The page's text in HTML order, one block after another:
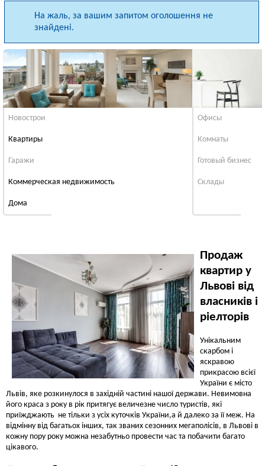
На жаль, за вашим запитом оголошення не
знайдені.
Новострои
Квартиры
Гаражи
Коммерческая недвижимость
Дома
Офисы
Комнаты
Готовый бизнес
Cклады
Продаж
квартир у
Львові від
власників і
ріелторів
Унікальним
скарбом і
яскравою
прикрасою всієї
України є місто
Львів, яке розкинулося в західній частині нашої держави. Невимовна
його краса з року в рік притягує величезне число туристів, які
приїжджають не тільки з усіх куточків України,а й далеко за її меж. На
відмінну від багатьох інших, так званих сезонних мегаполісів, в Львові в
кожну пору року можна незабутньо провести час та побачити багато
цікавого.